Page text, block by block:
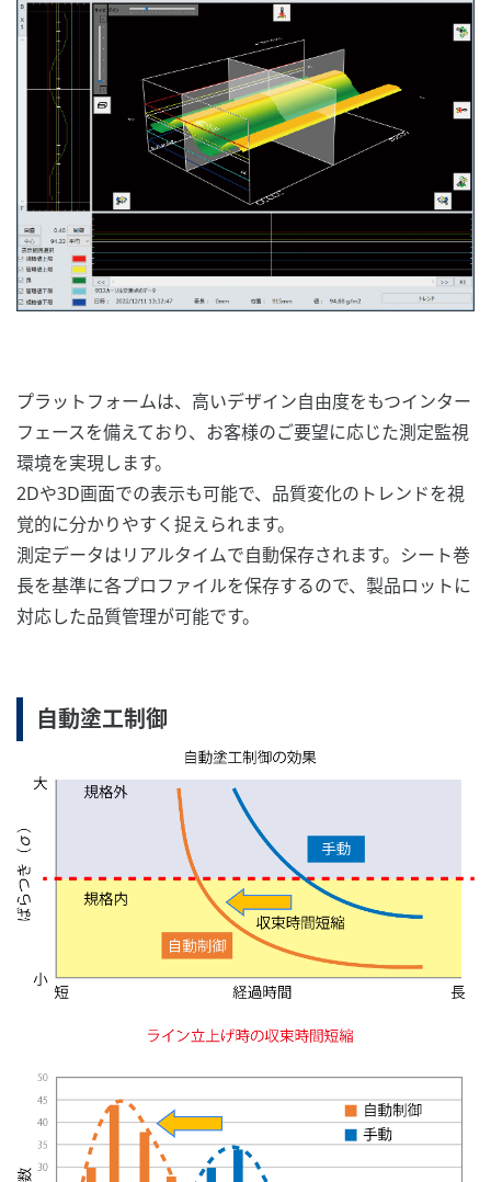
プラットフォームは、高いデザイン自由度をもつインター
フェースを備えており、お客様のご要望に応じた測定監視
環境を実現します。
2Dや3D画面での表示も可能で、品質変化のトレンドを視
覚的に分かりやすく捉えられます。
測定データはリアルタイムで自動保存されます。シート巻
長を基準に各プロファイルを保存するので、製品ロットに
対応した品質管理が可能です。
自動塗工制御